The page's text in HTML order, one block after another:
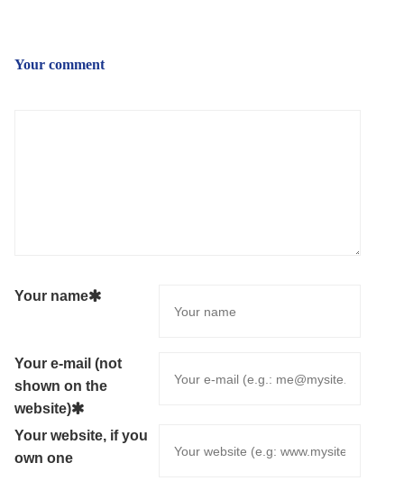
Your comment
Your name
Your e-mail (not
shown on the
website)
Your website, if you
own one